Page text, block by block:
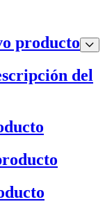
producto
del